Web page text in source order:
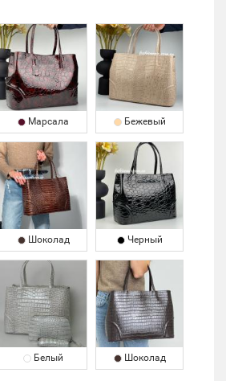
Марсала Бежевый
Шоколад Черный
Белый Шоколад